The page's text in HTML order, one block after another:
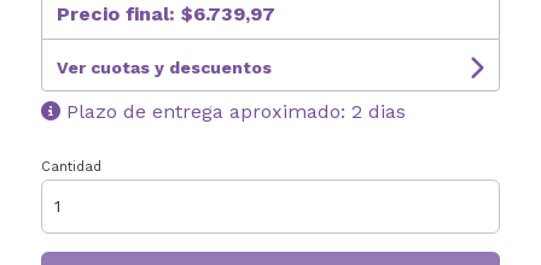
Precio final: $6.739,97
Ver cuotas y descuentos
Plazo de entrega aproximado: 2 dias
Cantidad